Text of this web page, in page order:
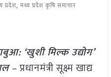
प्रदेश, मध्य प्रदेश कृषि समाचार
‘खुशी मिल्क उद्योग’
– प्रधानमंत्री सूक्ष्म खाद्य